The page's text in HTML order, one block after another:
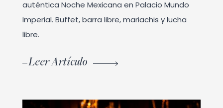
auténtica Noche Mexicana en Palacio Mundo
Imperial. Buffet, barra libre, mariachis y lucha
libre.
Leer Artículo